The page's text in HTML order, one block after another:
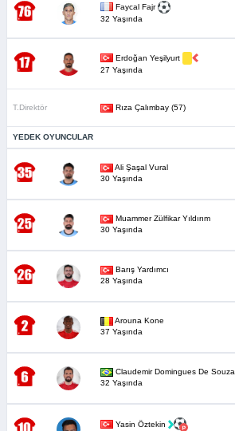
Faycal Fajr
32 Yaşında
Erdoğan Yeşilyurt
27 Yaşında
T.Direktör Rıza Çalımbay (57)
YEDEK OYUNCULAR
Ali Şaşal Vural
30 Yaşında
Muammer Zülfikar Yıldırım
30 Yaşında
Barış Yardımcı
28 Yaşında
Arouna Kone
37 Yaşında
Claudemir Domingues De Souza
32 Yaşında
Yasin Öztekin